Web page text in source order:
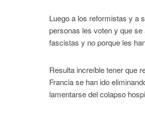
Luego a los reformistas y a
personas les voten y que
fascistas y no porque les
Resulta increíble tener que
Francia se han ido
lamentarse del colapso